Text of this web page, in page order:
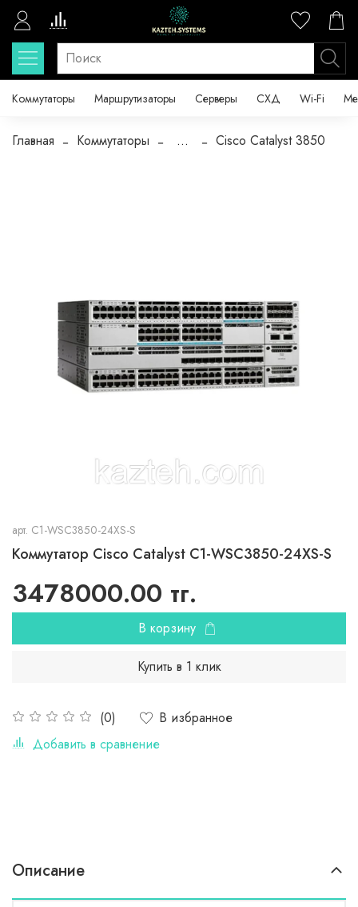
Коммутаторы Маршрутизаторы Серверы СХД Wi-Fi
Главная Коммутаторы ... Cisco Catalyst 3850
арт. C1-WSC3850-24XS-S
Коммутатор Cisco Catalyst C1-WSC3850-24XS-S
(0)
В избранное
Добавить в сравнение
3478000.00 тг.
В корзину
Купить в 1 клик
Описание